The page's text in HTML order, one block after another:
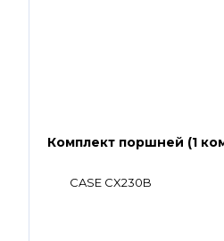
Комплект поршней (1
CASE CX230B